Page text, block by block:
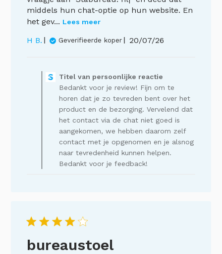
middels hun chat-optie op hun website. En
het gev... Lees meer
H B. Geverifieerde koper Publicatiedatum
20/07/26
de
winkelier
op
een
recensie
van
Titel
van
persoonlijke
reactie
Titel van persoonlijke reactie
Bedankt voor je review! Fijn om te
horen dat je zo tevreden bent over het
product en de bezorging. Vervelend dat
het contact via de chat niet goed is
aangekomen, we hebben daarom zelf
contact met je opgenomen en je alsnog
naar tevredenheid kunnen helpen.
Bedankt voor je feedback!
bureaustoel